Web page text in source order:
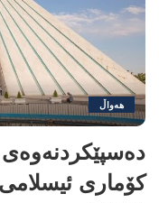
هەواڵ
کۆماری